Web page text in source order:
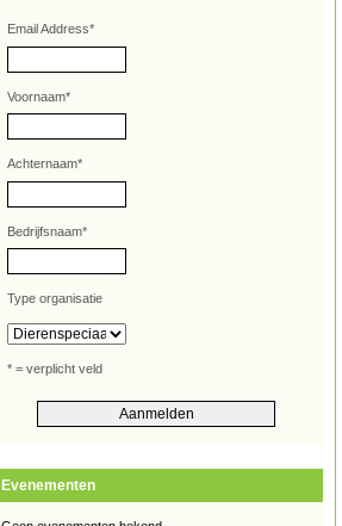
Email Address*
Voornaam*
Achternaam*
Bedrijfsnaam*
Type organisatie
* = verplicht veld
Evenementen